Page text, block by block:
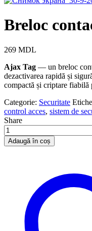
Breloс
269 MDL
Ajax Tag — un breloc
dezactivarea rapidă și
compactă și criptare
Categorie: Securitate
control acces, sistem de
Share
Cantitate
Breloс
contactless
Adaugă în coș